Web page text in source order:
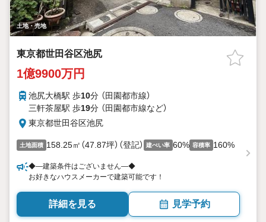
土地・売地
東京都世田谷区池尻
1億9900万円
池尻大橋駅 歩10分 （田園都市線）
三軒茶屋駅 歩19分 （田園都市線など）
東京都世田谷区池尻
土地面積 158.25㎡（47.87坪）（登記） 建ぺい率 60% 容積率 160%
◆—建築条件はございません—◆
お好きなハウスメーカーで建築可能です！
詳細を見る 見学予約